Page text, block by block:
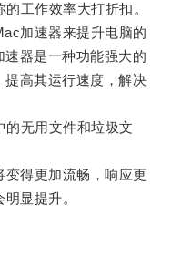
工作效率大打折扣。
加速器来提升电脑的
器是一种功能强大的
高其运行速度，解决
无用文件和垃圾文
得更加流畅，响应更
显提升。